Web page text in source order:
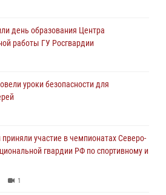
в Большом семейном фестивале
Росгвардии обнаружили
слуха и помогли ему вернуться
СОБР Росгвардии задержаны
день образования Центра
работы ГУ Росгвардии
уроки безопасности для
участие в чемпионатах Северо-
гвардии РФ по спортивному и
1